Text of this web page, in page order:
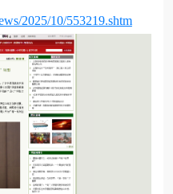
2025/10/553219.shtm